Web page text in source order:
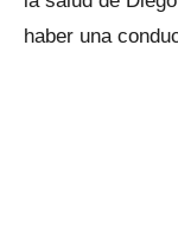
haber una